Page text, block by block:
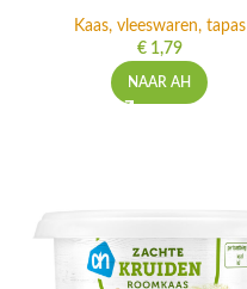
Kaas, vleeswaren, tapas
€1,79
NAAR AH